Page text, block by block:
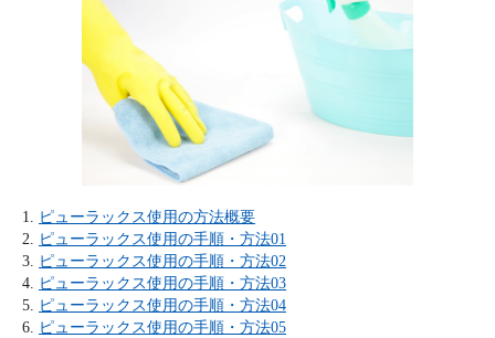
ピューラックス使用の方法概要
ピューラックス使用の手順・方法01
ピューラックス使用の手順・方法02
ピューラックス使用の手順・方法03
ピューラックス使用の手順・方法04
ピューラックス使用の手順・方法05